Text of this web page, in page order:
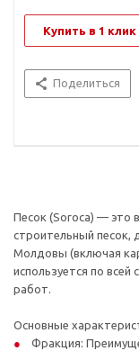
Купить в 1 клик
Поделиться
Песок (Soroca) — это
строительный песок,
Молдовы (включая
используется по
работ.
Основные
Фракция: